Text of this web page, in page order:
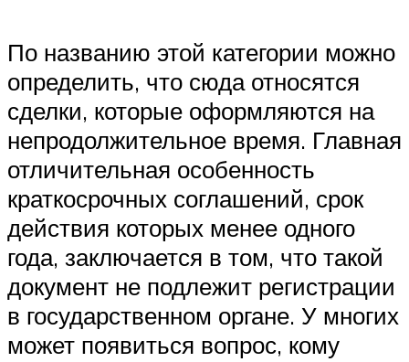
По названию этой категории можно
определить, что сюда относятся
сделки, которые оформляются на
непродолжительное время. Главная
отличительная особенность
краткосрочных соглашений, срок
действия которых менее одного
года, заключается в том, что такой
документ не подлежит регистрации
в государственном органе. У многих
может появиться вопрос, кому